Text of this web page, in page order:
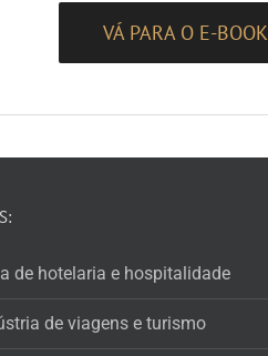
VÁ PARA O E-BOOK
de hotelaria e hospitalidade
de viagens e turismo